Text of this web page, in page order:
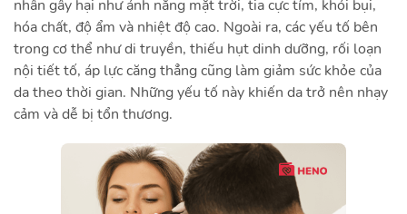
nhân gây hại như ánh nắng mặt trời, tia cực tím, khói bụi,
hóa chất, độ ẩm và nhiệt độ cao. Ngoài ra, các yếu tố bên
trong cơ thể như di truyền, thiếu hụt dinh dưỡng, rối loạn
nội tiết tố, áp lực căng thẳng cũng làm giảm sức khỏe của
da theo thời gian. Những yếu tố này khiến da trở nên nhạy
cảm và dễ bị tổn thương.